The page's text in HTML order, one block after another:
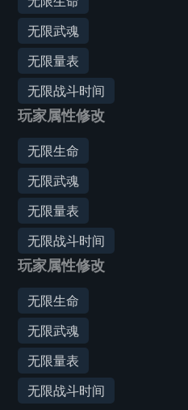
无限武魂
无限量表
无限战斗时间
玩家属性修改
无限生命
无限武魂
无限量表
无限战斗时间
玩家属性修改
无限生命
无限武魂
无限量表
无限战斗时间